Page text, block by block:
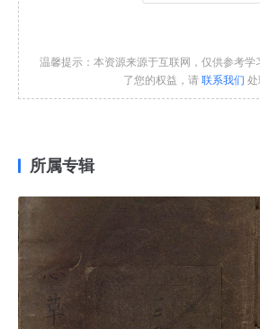
温馨提示：本资源来源于互联网，仅供参考学
了您的权益，请 联系我们 处
所属专辑